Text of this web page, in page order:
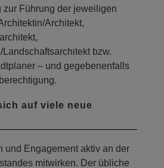
Führung der jeweiligen
Architekt,
Landschaftsarchitekt bzw.
– und gegebenenfalls
auf viele neue
und Engagement aktiv an der
mitwirken. Der übliche